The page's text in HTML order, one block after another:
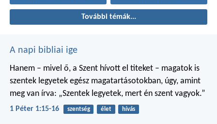
További témák...
A napi bibliai ige
Hanem – mivel ő, a Szent hívott el titeket – magatok is
szentek legyetek egész magatartásotokban, úgy, amint
meg van írva: „Szentek legyetek, mert én szent vagyok.”
1 Péter 1:15-16 szentség élet hívás